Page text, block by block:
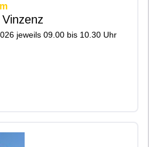
jeweils 09.00 bis 10.30 Uhr